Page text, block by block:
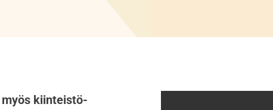
kiinteistö-